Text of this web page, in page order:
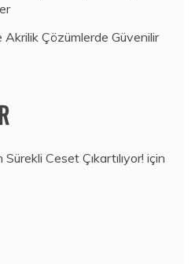
Akrilik Çözümlerde Güvenilir
Ceset Çıkartılıyor! için